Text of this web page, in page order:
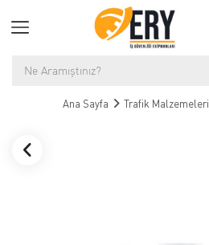
Ana Sayfa Trafik Malzemeleri